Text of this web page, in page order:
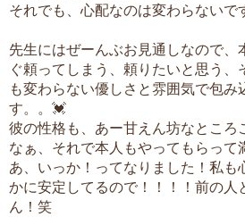
それでも、心配なのは変わらないで
先生にはぜーんぶお見通しなので、
ぐ頼ってしまう、頼りたいと思う、
も変わらない優しさと雰囲気で包み
す。。💓
彼の性格も、あー甘えん坊なところ
なぁ、それで本人もやってもらって
あ、いっか！ってなりました！私も
かに安定してるので！！！！前の人
ん！笑